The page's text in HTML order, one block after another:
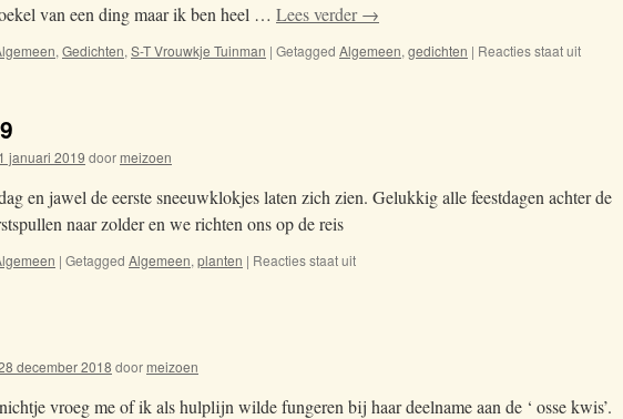
van een ding maar ik ben heel … Lees verder→
, Gedichten, S-T Vrouwkje Tuinman | Getagged Algemeen, gedichten | Reacties staat uit
1 januari 2019 doormeizoen
en jawel de eerste sneeuwklokjes laten zich zien. Gelukkig alle feestdagen achter de
naar zolder en we richten ons op de reis
| Getagged Algemeen, planten | Reacties staat uit
december 2018 doormeizoen
vroeg me of ik als hulplijn wilde fungeren bij haar deelname aan de ‘ osse kwis’.